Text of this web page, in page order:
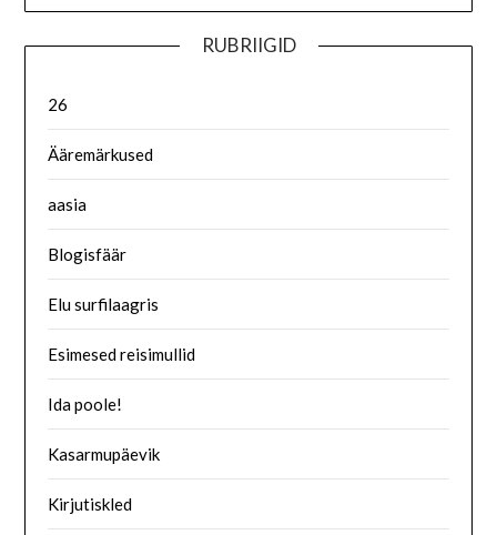
RUBRIIGID
26
Ääremärkused
aasia
Blogisfäär
Elu surfilaagris
Esimesed reisimullid
Ida poole!
Kasarmupäevik
Kirjutiskled